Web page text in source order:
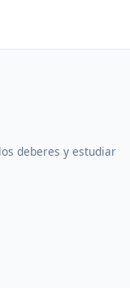
deberes y estudiar